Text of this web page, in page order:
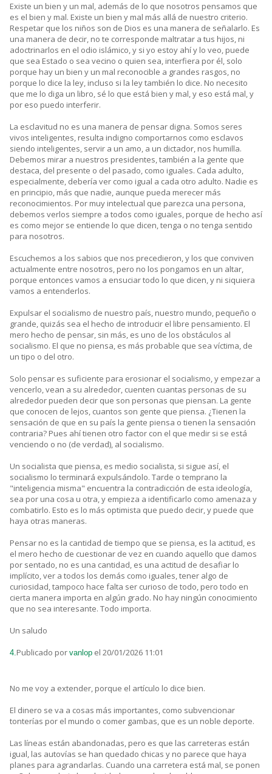
Existe un bien y un mal, además de lo que nosotros pensamos que
es el bien y mal. Existe un bien y mal más allá de nuestro criterio.
Respetar que los niños son de Dios es una manera de señalarlo. Es
una manera de decir, no te corresponde maltratar a tus hijos, ni
adoctrinarlos en el odio islámico, y si yo estoy ahí y lo veo, puede
que sea Estado o sea vecino o quien sea, interfiera por él, solo
porque hay un bien y un mal reconocible a grandes rasgos, no
porque lo dice la ley, incluso si la ley también lo dice. No necesito
que me lo diga un libro, sé lo que está bien y mal, y eso está mal, y
por eso puedo interferir.
La esclavitud no es una manera de pensar digna. Somos seres
vivos inteligentes, resulta indigno comportarnos como esclavos
siendo inteligentes, servir a un amo, a un dictador, nos humilla.
Debemos mirar a nuestros presidentes, también a la gente que
destaca, del presente o del pasado, como iguales. Cada adulto,
especialmente, debería ver como igual a cada otro adulto. Nadie es
en principio, más que nadie, aunque pueda merecer más
reconocimientos. Por muy intelectual que parezca una persona,
debemos verlos siempre a todos como iguales, porque de hecho así
es como mejor se entiende lo que dicen, tenga o no tenga sentido
para nosotros.
Escuchemos a los sabios que nos precedieron, y los que conviven
actualmente entre nosotros, pero no los pongamos en un altar,
porque entonces vamos a ensuciar todo lo que dicen, y ni siquiera
vamos a entenderlos.
Expulsar el socialismo de nuestro país, nuestro mundo, pequeño o
grande, quizás sea el hecho de introducir el libre pensamiento. El
mero hecho de pensar, sin más, es uno de los obstáculos al
socialismo. El que no piensa, es más probable que sea víctima, de
un tipo o del otro.
Solo pensar es suficiente para erosionar el socialismo, y empezar a
vencerlo, vean a su alrededor, cuenten cuantas personas de su
alrededor pueden decir que son personas que piensan. La gente
que conocen de lejos, cuantos son gente que piensa. ¿Tienen la
sensación de que en su país la gente piensa o tienen la sensación
contraria? Pues ahí tienen otro factor con el que medir si se está
venciendo o no (de verdad), al socialismo.
Un socialista que piensa, es medio socialista, si sigue así, el
socialismo lo terminará expulsándolo. Tarde o temprano la
"inteligencia misma" encuentra la contradicción de esta ideología,
sea por una cosa u otra, y empieza a identificarlo como amenaza y
combatirlo. Esto es lo más optimista que puedo decir, y puede que
haya otras maneras.
Pensar no es la cantidad de tiempo que se piensa, es la actitud, es
el mero hecho de cuestionar de vez en cuando aquello que damos
por sentado, no es una cantidad, es una actitud de desafiar lo
implícito, ver a todos los demás como iguales, tener algo de
curiosidad, tampoco hace falta ser curioso de todo, pero todo en
cierta manera importa en algún grado. No hay ningún conocimiento
que no sea interesante. Todo importa.
Un saludo
4.Publicado por vanlop el 20/01/2026 11:01
No me voy a extender, porque el artículo lo dice bien.
El dinero se va a cosas más importantes, como subvencionar
tonterías por el mundo o comer gambas, que es un noble deporte.
Las líneas están abandonadas, pero es que las carreteras están
igual, las autovías se han quedado chicas y no parece que haya
planes para agrandarlas. Cuando una carretera está mal, se ponen